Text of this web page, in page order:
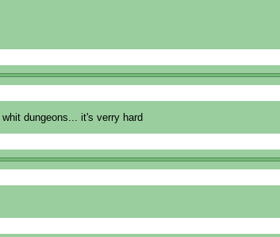
dungeons... it's verry hard